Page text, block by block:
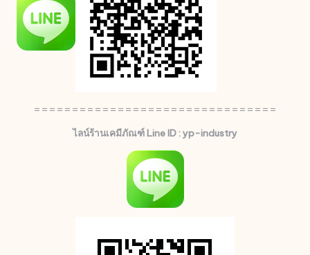
================================
ไลน์ร้านเคมีภัณฑ์ Line ID : yp-industry